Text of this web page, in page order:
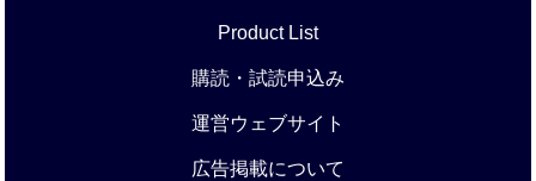
Product List
購読・試読申込み
運営ウェブサイト
広告掲載について